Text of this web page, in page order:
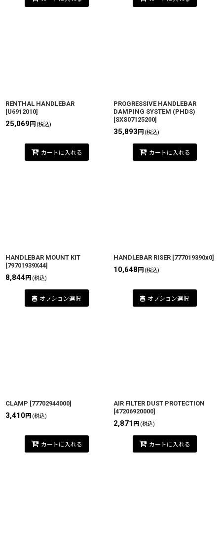
RENTHAL HANDLEBAR
[U6912010]
25,069円 (税込)
カートに入れる
PROGRESSIVE HANDLEBAR
DAMPING SYSTEM (PHDS)
[SXS07125200]
35,893 円 (税込)
カートに入れる
HANDLEBAR MOUNT KIT
[79701939X44]
8,844円 (税込)
オプション選択
HANDLEBAR RISER [777019390x0]
10,648 円 (税込)
オプション選択
CLAMP [77702944000]
3,410円 (税込)
カートに入れる
AIR FILTER DUST PROTECTION
[47206920000]
2,871 円 (税込)
カートに入れる